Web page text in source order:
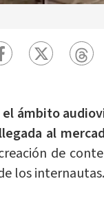
el ámbito
al
de
los internautas.